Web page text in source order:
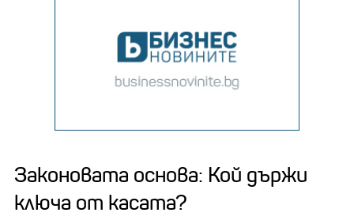
Законовата основа: Кой държи
ключа от касата?